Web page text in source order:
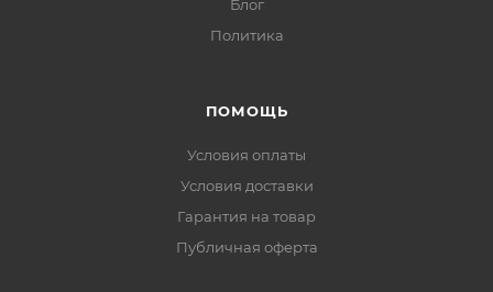
Блог
Политика
ПОМОЩЬ
Условия оплаты
Условия доставки
Гарантия на товар
Публичная оферта